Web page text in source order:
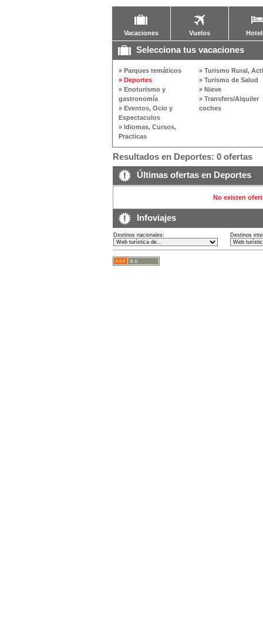
Vacaciones Vuelos
Selecciona tus vacaciones
» Parques temáticos
» Deportes
» Enoturismo y
gastronomía
» Eventos, Ocio y
Espectaculos
» Idiomas, Cursos,
Practicas
» Turismo Rural,
» Turismo de Salud
» Nieve
» Transfers/Alquiler
coches
Resultados en Deportes: 0 ofertas
Últimas ofertas en Deportes
No existen
Infoviajes
Destinos nacionales: Destinos